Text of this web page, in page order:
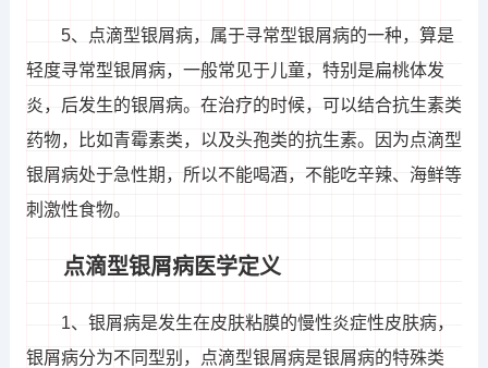
5、点滴型银屑病，属于寻常型银屑病的一种，算是
轻度寻常型银屑病，一般常见于儿童，特别是扁桃体发
炎，后发生的银屑病。在治疗的时候，可以结合抗生素类
药物，比如青霉素类，以及头孢类的抗生素。因为点滴型
银屑病处于急性期，所以不能喝酒，不能吃辛辣、海鲜等
刺激性食物。
点滴型银屑病医学定义
1、银屑病是发生在皮肤粘膜的慢性炎症性皮肤病，
银屑病分为不同型别，点滴型银屑病是银屑病的特殊类